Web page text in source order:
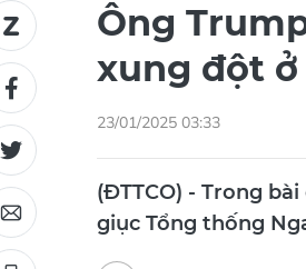
Ông
xung đột
23/01/2025 03:33
(ĐTTCO) - Trong
giục Tổng thống